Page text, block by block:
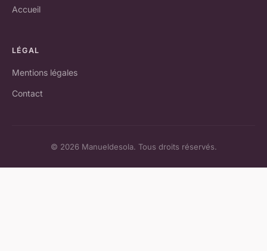
Accueil
LÉGAL
Mentions légales
Contact
© 2026 Manueldesola. Tous droits réservés.